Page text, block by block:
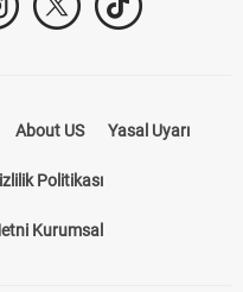
About US Yasal Uyarı
Politikası
Kurumsal